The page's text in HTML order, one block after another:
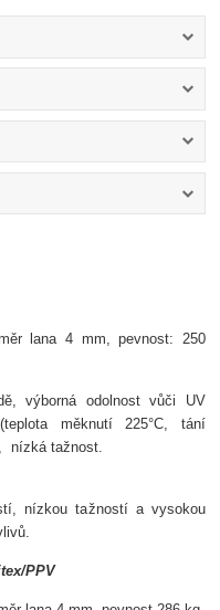
lana 4 mm, pevnost: 250
ě, výborná odolnost vůči UV
měknutí 225°C, tání
nízká tažnost.
í, nízkou tažností a vysokou
ů.
PPV